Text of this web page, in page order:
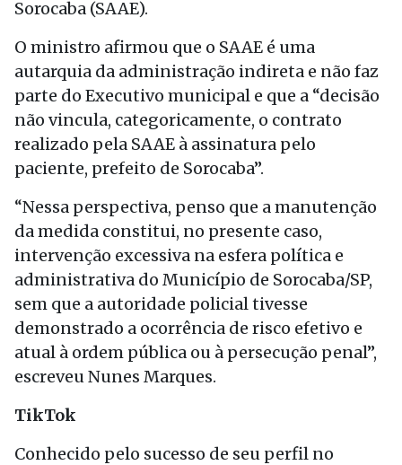
Sorocaba (SAAE).
O ministro afirmou que o SAAE é uma
autarquia da administração indireta e não faz
parte do Executivo municipal e que a “decisão
não vincula, categoricamente, o contrato
realizado pela SAAE à assinatura pelo
paciente, prefeito de Sorocaba”.
“Nessa perspectiva, penso que a manutenção
da medida constitui, no presente caso,
intervenção excessiva na esfera política e
administrativa do Município de Sorocaba/SP,
sem que a autoridade policial tivesse
demonstrado a ocorrência de risco efetivo e
atual à ordem pública ou à persecução penal”,
escreveu Nunes Marques.
TikTok
Conhecido pelo sucesso de seu perfil no